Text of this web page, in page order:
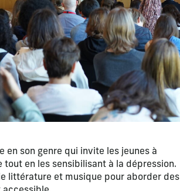
en son genre qui invite les jeunes à
en les sensibilisant à la dépression.
littérature et musique pour aborder des